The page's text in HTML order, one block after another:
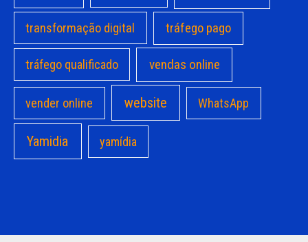
transformação digital tráfego pago
tráfego qualificado vendas online
vender online website WhatsApp
Yamidia yamídia